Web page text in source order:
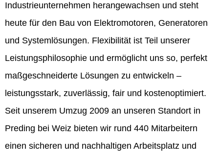
Industrieunternehmen herangewachsen und steht
heute für den Bau von Elektromotoren, Generatoren
und Systemlösungen. Flexibilität ist Teil unserer
Leistungsphilosophie und ermöglicht uns so, perfekt
maßgeschneiderte Lösungen zu entwickeln –
leistungsstark, zuverlässig, fair und kostenoptimiert.
Seit unserem Umzug 2009 an unseren Standort in
Preding bei Weiz bieten wir rund 440 Mitarbeitern
einen sicheren und nachhaltigen Arbeitsplatz und